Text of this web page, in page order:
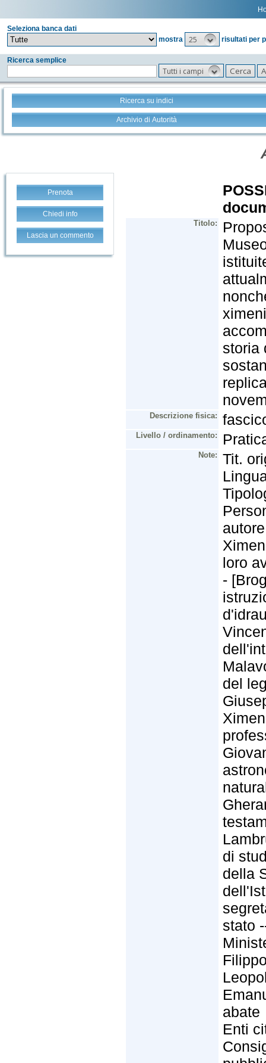
Seleziona banca dati
mostra
25 risultati per
Ricerca semplice
Tutti i campi
Ricerca su indici
Archivio di Autorità
Prenota
Chiedi info
Lascia un commento